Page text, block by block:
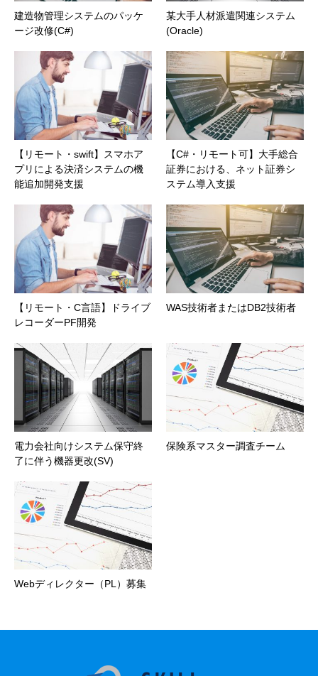
建造物管理システムのパッケ
ージ改修(C#)
某大手人材派遣関連システム
(Oracle)
【リモート・swift】スマホア
プリによる決済システムの機
能追加開発支援
【C#・リモート可】大手総合
証券における、ネット証券シ
ステム導入支援
【リモート・C言語】ドライブ
レコーダーPF開発
WAS技術者またはDB2技術者
電力会社向けシステム保守終
了に伴う機器更改(SV)
保険系マスター調査チーム
Webディレクター（PL）募集